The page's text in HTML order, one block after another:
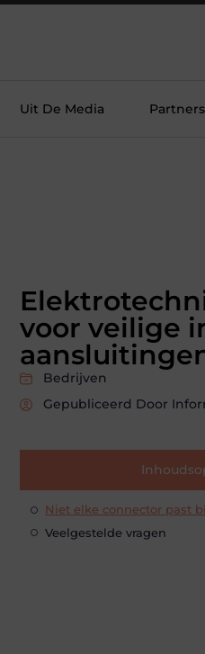
Uit De Media Partners
voor veilige
Bedrijven
Gepubliceerd Door
Niet elke connector past
Veelgestelde vragen